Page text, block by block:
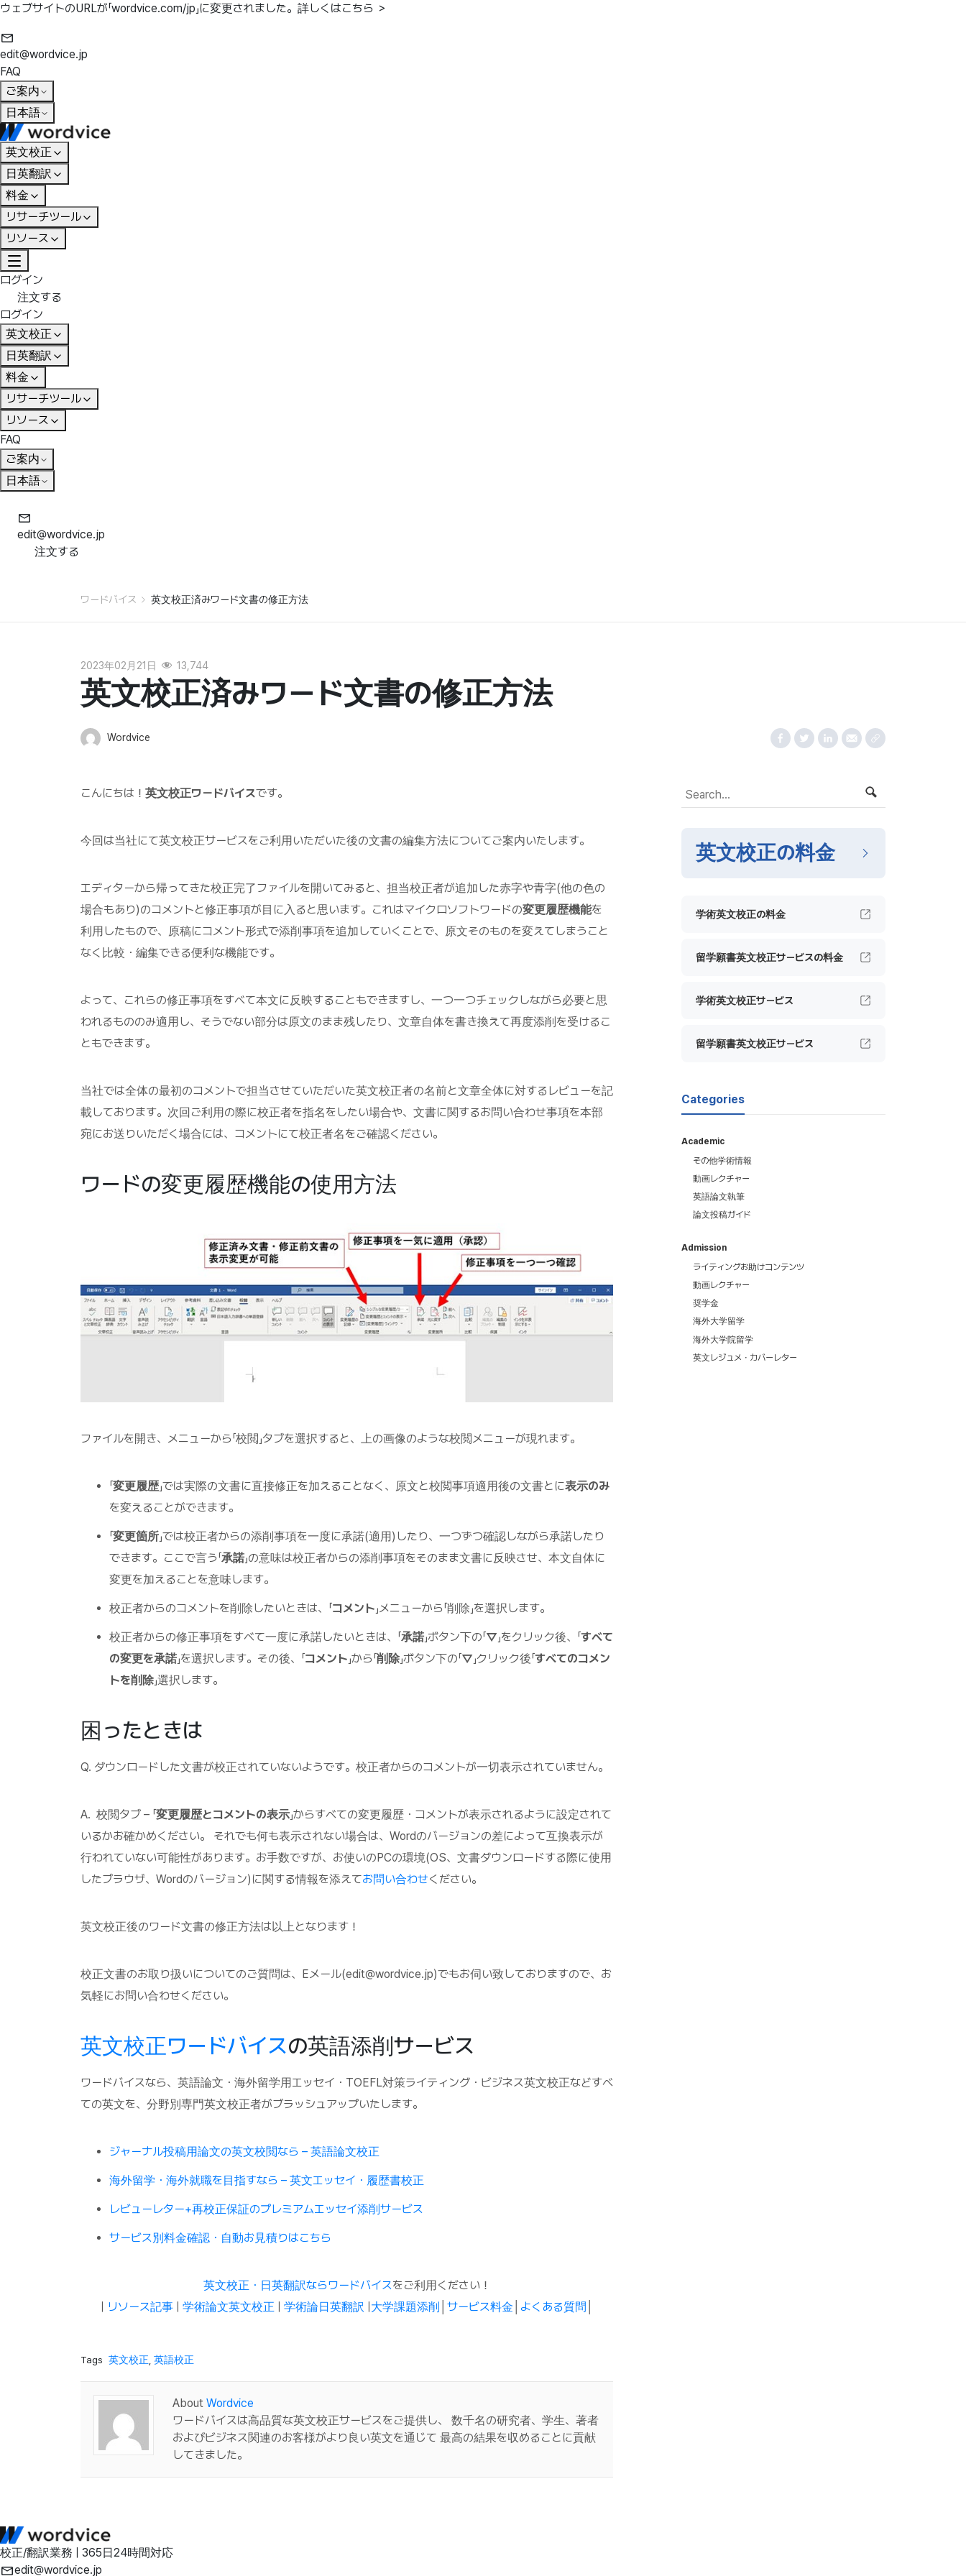
ウェブサイトのURLが「wordvice.com/jp」に変更されました。 詳しくはこちら ＞
edit@wordvice.jp
FAQ
ご案内
日本語
英文校正
日英翻訳
料金
リサーチツール
リソース
ログイン
注文する
ログイン
英文校正
日英翻訳
料金
リサーチツール
リソース
FAQ
ご案内
日本語
edit@wordvice.jp
注文する
ワードバイス 英文校正済みワード文書の修正方法
2023年02月21日 13,744
英文校正済みワード文書の修正方法
Wordvice
こんにちは！ 英文校正ワードバイスです。
今回は当社にて英文校正サービスをご利用いただいた後の文書の編集方法についてご案内いたします。
エディターから帰ってきた校正完了ファイルを開いてみると、担当校正者が追加した赤字や青字(他の色の
場合もあり)のコメントと修正事項が目に入ると思います。これはマイクロソフトワードの変更履歴機能を
利用したもので、原稿にコメント形式で添削事項を追加していくことで、原文そのものを変えてしまうこと
なく比較・編集できる便利な機能です。
よって、これらの修正事項をすべて本文に反映することもできますし、一つ一つチェックしながら必要と思
われるもののみ適用し、そうでない部分は原文のまま残したり、文章自体を書き換えて再度添削を受けるこ
ともできます。
当社では全体の最初のコメントで担当させていただいた英文校正者の名前と文章全体に対するレビューを記
載しております。次回ご利用の際に校正者を指名をしたい場合や、文書に関するお問い合わせ事項を本部
宛にお送りいただく場合には、コメントにて校正者名をご確認ください。
ワードの変更履歴機能の使用方法
ファイルを開き、メニューから「校閲」タブを選択すると、上の画像のような校閲メニューが現れます。
「変更履歴」では実際の文書に直接修正を加えることなく、原文と校閲事項適用後の文書とに表示のみ
を変えることができます。
「変更箇所」では校正者からの添削事項を一度に承諾(適用)したり、一つずつ確認しながら承諾したり
できます。ここで言う「承諾」の意味は校正者からの添削事項をそのまま文書に反映させ、本文自体に
変更を加えることを意味します。
校正者からのコメントを削除したいときは、「コメント」メニューから「削除」を選択します。
校正者からの修正事項をすべて一度に承諾したいときは、「承諾」ボタン下の「▽」をクリック後、「すべて
の変更を承諾」を選択します。その後、「コメント」から「削除」ボタン下の「▽」クリック後「すべてのコメン
トを削除」選択します。
困ったときは
Q. ダウンロードした文書が校正されていないようです。校正者からのコメントが一切表示されていません。
A. 校閲タブ – 「変更履歴とコメントの表示」からすべての変更履歴・コメントが表示されるように設定されて
いるかお確かめください。 それでも何も表示されない場合は、Wordのバージョンの差によって互換表示が
行われていない可能性があります。お手数ですが、お使いのPCの環境(OS、文書ダウンロードする際に使用
したブラウザ、Wordのバージョン)に関する情報を添えてお問い合わせください。
英文校正後のワード文書の修正方法は以上となります！
校正文書のお取り扱いについてのご質問は、Eメール(edit@wordvice.jp)でもお伺い致しておりますので、お
気軽にお問い合わせください。
英文校正ワードバイスの英語添削サービス
ワードバイスなら、英語論文・海外留学用エッセイ・TOEFL対策ライティング・ビジネス英文校正などすべ
ての英文を、分野別専門英文校正者がブラッシュアップいたします。
ジャーナル投稿用論文の英文校閲なら – 英語論文校正
海外留学・海外就職を目指すなら – 英文エッセイ・履歴書校正
レビューレター+再校正保証のプレミアムエッセイ添削サービス
サービス別料金確認・自動お見積りはこちら
英文校正・日英翻訳ならワードバイスをご利用ください！
リソース記事| 学術論文英文校正 学術論日英翻訳 大学課題添削 サービス料金 よくある質問
Tags 英文校正 英語校正
AboutWordvice
ワードバイスは高品質な英文校正サービスをご提供し、 数千名の研究者、学生、著者
およびビジネス関連のお客様がより良い英文を通じて 最高の結果を収めることに貢献
してきました。
英文校正の料金
学術英文校正の料金
留学願書英文校正サービスの料金
学術英文校正サービス
留学願書英文校正サービス
Categories
Academic
その他学術情報
動画レクチャー
英語論文執筆
論文投稿ガイド
Admission
ライティングお助けコンテンツ
動画レクチャー
奨学金
海外大学留学
海外大学院留学
英文レジュメ・カバーレター
校正/翻訳業務 | 365日24時間対応
edit@wordvice.jp